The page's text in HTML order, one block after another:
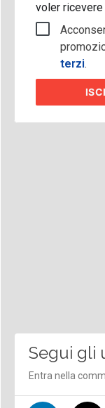
voler
terzi.
Segui gli
Entra nella